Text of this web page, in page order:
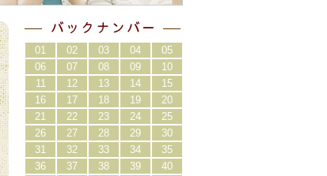
01 02 03 04
05
06
07 08 09
10
11
12 13 14
15
16
17 18 19
20
21
22 23 24
25
26
27 28 29
30
31
32 33 34
35
36
37 38 39
40